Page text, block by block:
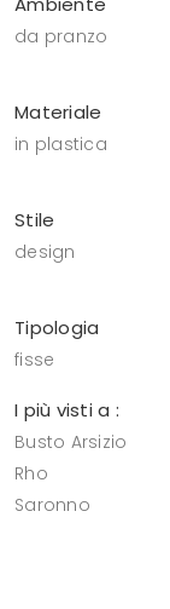
da pranzo
Materiale
in plastica
Stile
design
Tipologia
fisse
I più visti a :
Busto Arsizio
Rho
Saronno